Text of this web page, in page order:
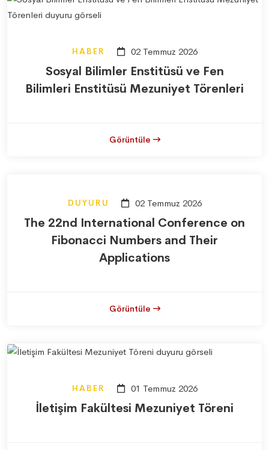
HABER 02 Temmuz 2026
Sosyal Bilimler Enstitüsü ve Fen
Bilimleri Enstitüsü Mezuniyet Törenleri
Görüntüle
DUYURU 02 Temmuz 2026
The 22nd International Conference on
Fibonacci Numbers and Their
Applications
Görüntüle
HABER 01 Temmuz 2026
İletişim Fakültesi Mezuniyet Töreni